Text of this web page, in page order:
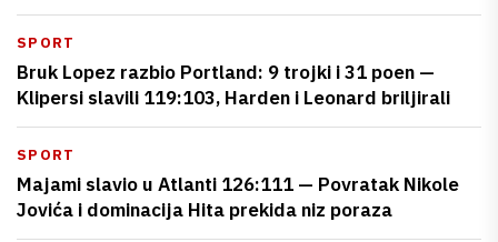
SPORT
Bruk Lopez razbio Portland: 9 trojki i 31 poen —
Klipersi slavili 119:103, Harden i Leonard briljirali
SPORT
Majami slavio u Atlanti 126:111 — Povratak Nikole
Jovića i dominacija Hita prekida niz poraza